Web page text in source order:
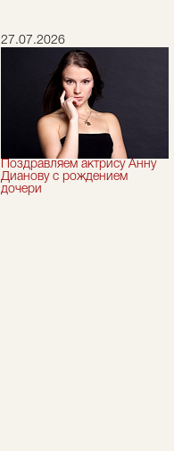
27.07.2026
Поздравляем актрису Анну
Дианову с рождением
дочери